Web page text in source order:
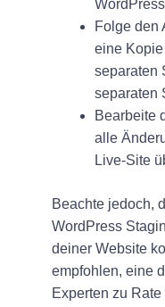
Folge den
eine
separaten
separaten
Bearbeite
alle
Live-Site
Beachte jedoch,
WordPress
deiner Website
empfohlen, eine
Experten zu